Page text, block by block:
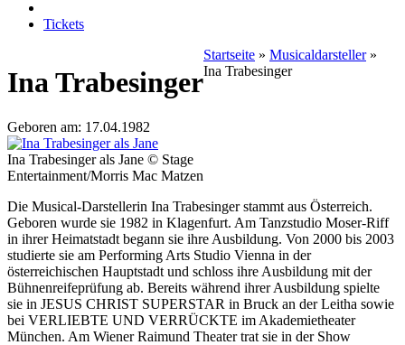
Tickets
Ina Trabesinger
Geboren am: 17.04.1982
Startseite » Musicaldarsteller»
Ina Trabesinger
Ina Trabesinger als Jane © Stage
Entertainment/Morris Mac Matzen
Die Musical-Darstellerin Ina Trabesinger stammt aus Österreich.
Geboren wurde sie 1982 in Klagenfurt. Am Tanzstudio Moser-Riff
in ihrer Heimatstadt begann sie ihre Ausbildung. Von 2000 bis 2003
studierte sie am Performing Arts Studio Vienna in der
österreichischen Hauptstadt und schloss ihre Ausbildung mit der
Bühnenreifeprüfung ab. Bereits während ihrer Ausbildung spielte
sie in JESUS CHRIST SUPERSTAR in Bruck an der Leitha sowie
bei VERLIEBTE UND VERRÜCKTE im Akademietheater
München. Am Wiener Raimund Theater trat sie in der Show